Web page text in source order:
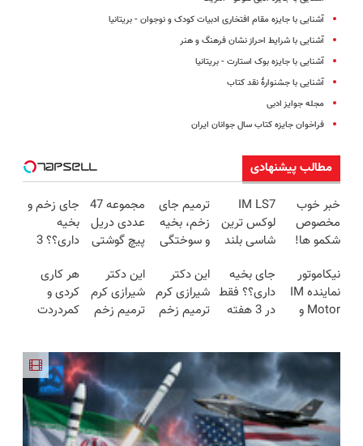
آشنایی با جایزه مقام افتخاری ادبیات کودک و نوجوان - بریتانیا
آشنایی با شرایط احراز نشان فرهنگ و هنر
آشنایی با جایزه بوک استارت - بریتانیا
آشنایی با جشنوارۀ نقد کتاب
مجله جوایز ادبی
فراخوان جایزه کتاب سال جوانان ایران
مطالب پیشنهادی
خبر خوب
مخصوص
شکمو ها!
روش لاغری
معرفی شد
IM LS7
لوکس ترین
شاسی بلند
ترمیم جای
زخم، بخیه
و سوختگی
هفته!!😍
مجموعه 47
عددی دریل
پیچ گوشتی
(تخفیف به
مدت
محدود)
جای زخم و
بخیه
داری؟؟ 3
محوش کن!
نیکاموتور
نماینده IM
Motor و
جای بخیه
داری؟؟ فقط
در 3 هفته
این دکتر
شیرازی کرم
ترمیم زخم
این دکتر
شیرازی کرم
ترمیم زخم
هر کاری
کردی و
کمردردت
پرسشنامه و
دریافت راه
حل